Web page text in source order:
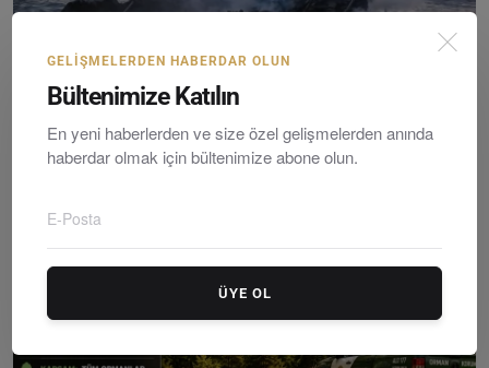
Sunday, March 22, 2026 0
GELIŞMELERDEN HABERDAR OLUN
Bültenimize Katılın
En yeni haberlerden ve size özel gelişmelerden anında
haberdar olmak için bültenimize abone olun.
ÜYE OL